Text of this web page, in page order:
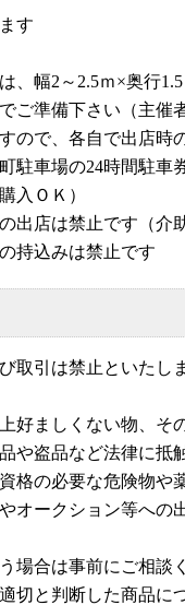
す
幅2～2.5ｍ×奥行
ご準備下さい（主催
ので、各自で出店時
駐車場の24時間駐車
入ＯＫ）
出店は禁止です（介
持込みは禁止です
取引は禁止といたし
好ましくない物、そ
や盗品など法律に
格の必要な危険物や
オークション等への
場合は事前にご相談
切と判断した商品に